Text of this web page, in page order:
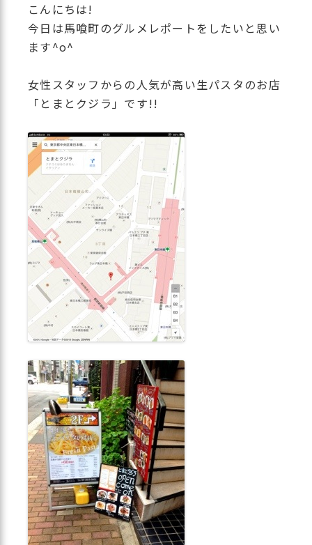
こんにちは!
今日は馬喰町のグルメレポートをしたいと思い
ます^o^
女性スタッフからの人気が高い生パスタのお店
「とまとクジラ」です!!